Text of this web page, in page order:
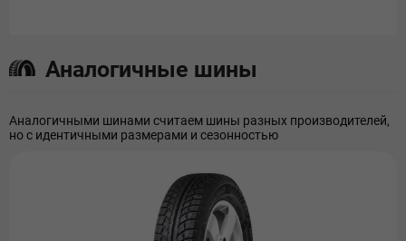
Аналогичные шины
Аналогичными шинами считаем шины разных производителей,
но с идентичными размерами и сезонностью